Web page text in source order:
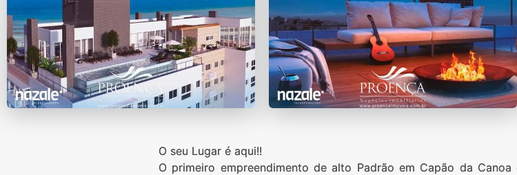
O seu Lugar é aqui!!
O primeiro empreendimento de alto Padrão em Capão da